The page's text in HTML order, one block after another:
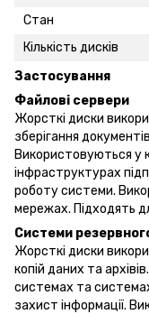
Стан
Кількість дисків
Застосування
Файлові сервери
Жорсткі диски
зберігання
Використовуються у
інфраструктурах
роботу системи.
мережах. Підходять
Системи
Жорсткі диски
копій даних та
системах та
захист інформації.